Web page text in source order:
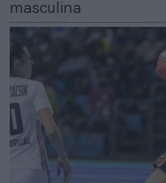
masculina